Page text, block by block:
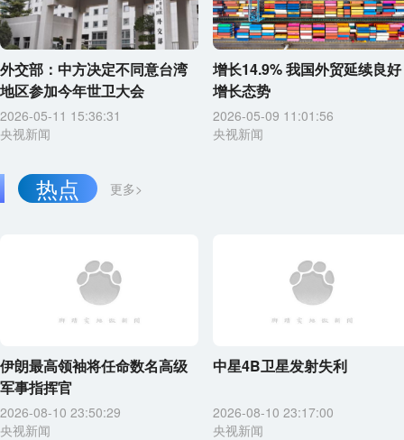
外交部：中方决定不同意台湾
地区参加今年世卫大会
2026-05-11 15:36:31
央视新闻
增长14.9% 我国外贸延续良好
增长态势
2026-05-09 11:01:56
央视新闻
更多>
热点
伊朗最高领袖将任命数名高级
军事指挥官
2026-08-10 23:50:29
央视新闻
中星4B卫星发射失利
2026-08-10 23:17:00
央视新闻